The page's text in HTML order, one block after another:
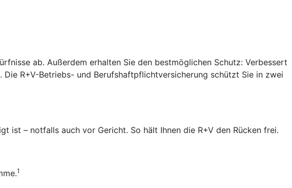
ab. Außerdem erhalten Sie den bestmöglichen Schutz: Verbessert
R+V-Betriebs- und Berufshaftpflichtversicherung schützt Sie in zwei
ist – notfalls auch vor Gericht. So hält Ihnen die R+V den Rücken frei.
1